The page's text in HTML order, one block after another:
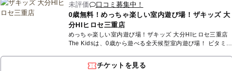
未評価
口コミ募集中！
0歳無料！めっちゃ楽しい室内遊び場！ザキッズ 大
分HIヒロセ三重店
めっちゃ楽しい室内遊び場！ザキッズ 大分HIヒロセ三重店
The Kidsは、0歳から遊べる全天候型室内遊び場！ ビタミン
チケットを見る